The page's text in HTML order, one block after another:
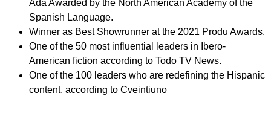
Ada Awarded by the North American Academy of the
Spanish Language.
Winner as Best Showrunner at the 2021 Produ Awards.
One of the 50 most influential leaders in Ibero-
American fiction according to Todo TV News.
One of the 100 leaders who are redefining the Hispanic
content, according to Cveintiuno